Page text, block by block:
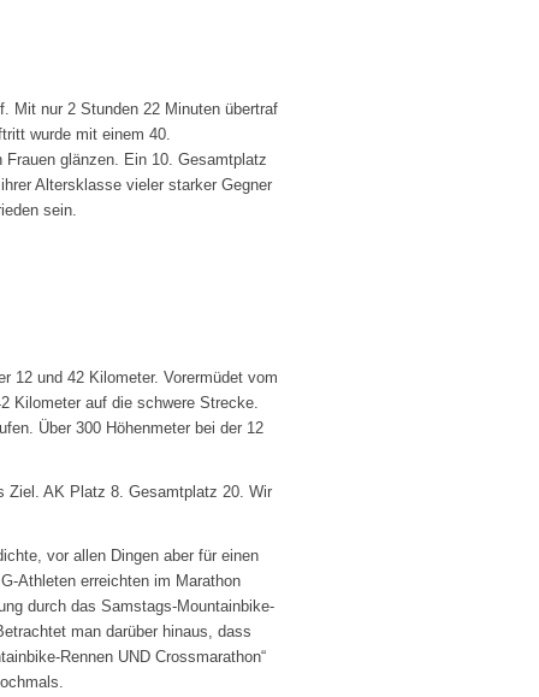
Mit nur 2 Stunden 22 Minuten übertraf
wurde mit einem 40.
glänzen. Ein 10. Gesamtplatz
Altersklasse vieler starker Gegner
sein.
12 und 42 Kilometer. Vorermüdet vom
Kilometer auf die schwere Strecke.
Über 300 Höhenmeter bei der 12
Ziel. AK Platz 8. Gesamtplatz 20. Wir
vor allen Dingen aber für einen
Athleten erreichten im Marathon
durch das Samstags-Mountainbike-
man darüber hinaus, dass
Rennen UND Crossmarathon“